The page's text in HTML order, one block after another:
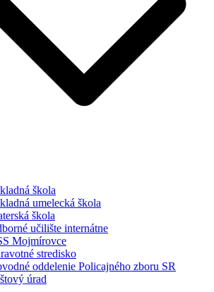
škola
umelecká škola
škola
učilište internátne
Mojmírovce
stredisko
oddelenie Policajného zboru SR
úrad